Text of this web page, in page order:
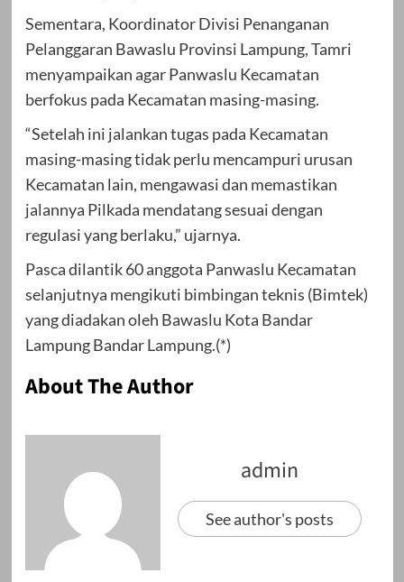
Sementara, Koordinator Divisi Penanganan
Pelanggaran Bawaslu Provinsi Lampung, Tamri
menyampaikan agar Panwaslu Kecamatan
berfokus pada Kecamatan masing-masing.
“Setelah ini jalankan tugas pada Kecamatan
masing-masing tidak perlu mencampuri urusan
Kecamatan lain, mengawasi dan memastikan
jalannya Pilkada mendatang sesuai dengan
regulasi yang berlaku,” ujarnya.
Pasca dilantik 60 anggota Panwaslu Kecamatan
selanjutnya mengikuti bimbingan teknis (Bimtek)
yang diadakan oleh Bawaslu Kota Bandar
Lampung Bandar Lampung.(*)
About The Author
admin
See author's posts